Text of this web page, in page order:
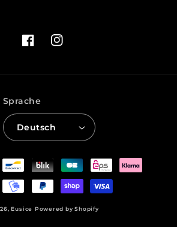
FacebookInstagram
Sprache
Deutsch
Eusice Powered by Shopify